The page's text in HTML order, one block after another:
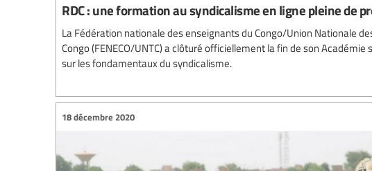
RDC : une formation au syndicalisme en ligne pleine de
La Fédération nationale des enseignants du Congo/Union Nationale
Congo (FENECO/UNTC) a clôturé officiellement la fin de son Académie
sur les fondamentaux du syndicalisme.
18 décembre 2020